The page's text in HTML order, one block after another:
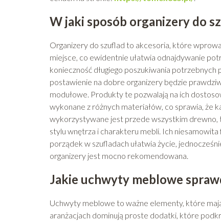
W jaki sposób organizery do
Organizery do szuflad to akcesoria, które
miejsce, co ewidentnie ułatwia odnajdywanie
konieczność długiego poszukiwania
postawienie na dobre organizery będzie
modułowe. Produkty te pozwalają na ich
wykonane z różnych materiałów, co sprawia, że
wykorzystywane jest przede wszystkim drewno,
stylu wnętrza i charakteru mebli. Ich
porządek w szufladach ułatwia życie,
organizery jest mocno rekomendowana.
Jakie uchwyty meblowe
Uchwyty meblowe to ważne elementy, które
aranżacjach dominują proste dodatki, które